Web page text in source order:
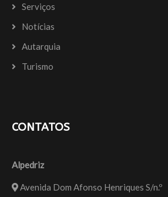
Serviços
Notícias
Autarquia
Turismo
CONTATOS
Alpedriz
Avenida Dom Afonso Henriques S/n.º